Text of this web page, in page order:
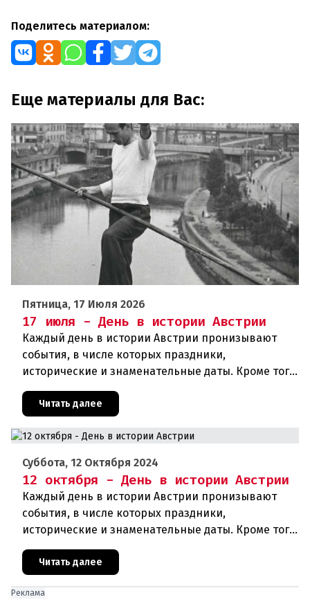
Поделитесь материалом:
Еще материалы для Вас:
Пятница, 17 Июля 2026
17 июля - День в истории Австрии
Каждый день в истории Австрии пронизывают
события, в числе которых праздники,
исторические и знаменательные даты. Кроме того
дни рождения различных деятелей страны, а
также дни их смерти. Что же произ
Читать далее
Суббота, 12 Октября 2024
12 октября - День в истории Австрии
Каждый день в истории Австрии пронизывают
события, в числе которых праздники,
исторические и знаменательные даты. Кроме того,
дни рождения различных деятелей страны, а
также дни их смерти. Что же прои
Читать далее
Реклама